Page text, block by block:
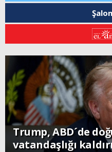
Trump, ABD´de
vatandaşlığı